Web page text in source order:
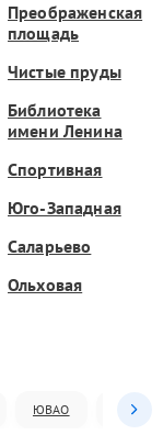
Преображенская
площадь
Чистые пруды
Библиотека
имени Ленина
Спортивная
Юго-Западная
Саларьево
Ольховая
ЮВАО ЮАО